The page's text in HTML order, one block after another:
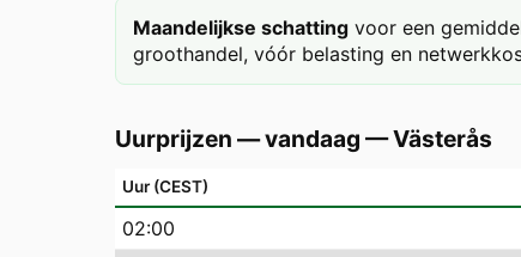
Maandelijkse schatting voor een
groothandel, vóór belasting en
Uurprijzen — vandaag —Västerås
Uur (CEST)
02:00